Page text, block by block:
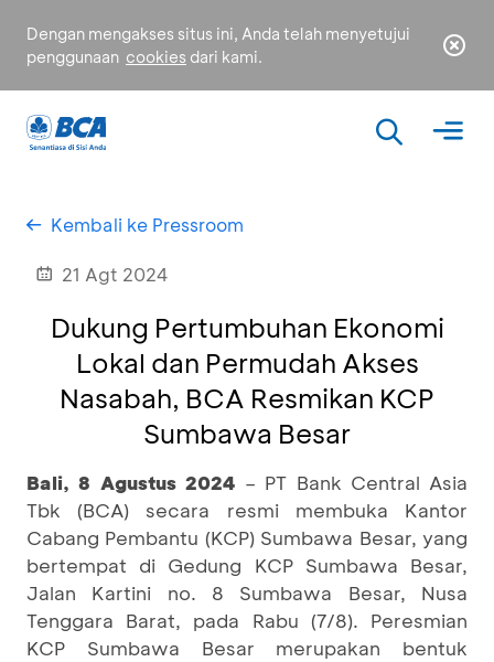
Dengan mengakses situs ini, Anda telah menyetujui
penggunaan cookies dari kami.
Kembali ke Pressroom
21 Agt 2024
Dukung Pertumbuhan Ekonomi
Lokal dan Permudah Akses
Nasabah, BCA Resmikan KCP
Sumbawa Besar
Bali, 8 Agustus 2024 – PT Bank Central Asia
Tbk (BCA) secara resmi membuka Kantor
Cabang Pembantu (KCP) Sumbawa Besar, yang
bertempat di Gedung KCP Sumbawa Besar,
Jalan Kartini no. 8 Sumbawa Besar, Nusa
Tenggara Barat, pada Rabu (7/8). Peresmian
KCP Sumbawa Besar merupakan bentuk